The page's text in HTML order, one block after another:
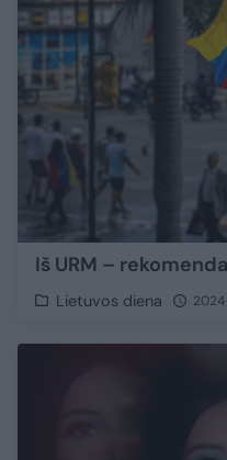
Iš URM –
Lietuvos diena